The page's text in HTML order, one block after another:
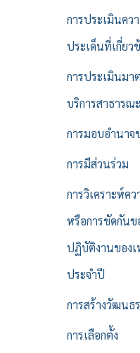
การประเมินคว
ประเด็นที่เกี่ยว
การประเมินมา
บริการสาธารณ
การมอบอำนาจ
การมีส่วนร่วม
การวิเคราะห์ค
หรือการขัดกันข
ปฏิบัติงานของเ
ประจำปี
การสร้างวัฒนธ
การเลือกตั้ง